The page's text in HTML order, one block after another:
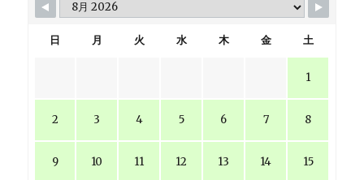
日 月 火 水 木 金 土
1
2 3 4 5 6 7 8
9 10 11 12 13 14 15